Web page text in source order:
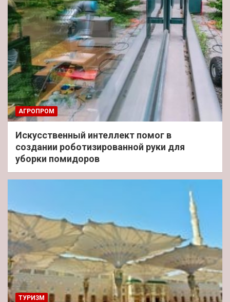
АГРОПРОМ
Искусственный интеллект помог в
создании роботизированной руки для
уборки помидоров
ТУРИЗМ